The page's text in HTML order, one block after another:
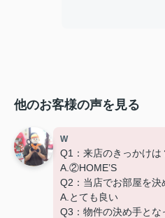
他のお客様の声を見る
W
Q1：来店のきっかけは
A.②HOME’S
Q2：当店でお部屋を決
A.とても良い
Q3：物件の決め手とな